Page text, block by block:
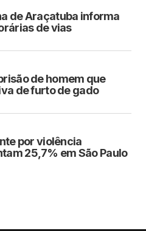
de Araçatuba informa
de vias
de homem que
de furto de gado
por violência
25,7% em São Paulo